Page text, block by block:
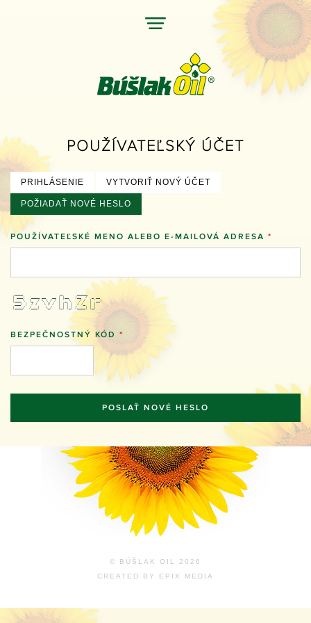
Back
top
POUŽÍVATEĽSKÝ ÚČET
PRIMÁRNE
KARTY
PRIHLÁSENIE VYTVORIŤ NOVÝ ÚČET
POŽIADAŤ NOVÉ HESLO
POUŽÍVATEĽSKÉ MENO ALEBO E-MAILOVÁ ADRESA *
  ____                  _       _____
| ___|   ____ __   __ | |__   |__  /  _ __
|___ \  |_  / \ \ / / | '_ \    / /  | '__|
  ___) |  / /   \ V /  | | | |  / /_  | |
|____/  /___|   \_/   |_| |_| /____| |_|
BEZPEČNOSTNÝ KÓD *
© BÚŠLAK OIL 2026
CREATED BY EPIX MEDIA